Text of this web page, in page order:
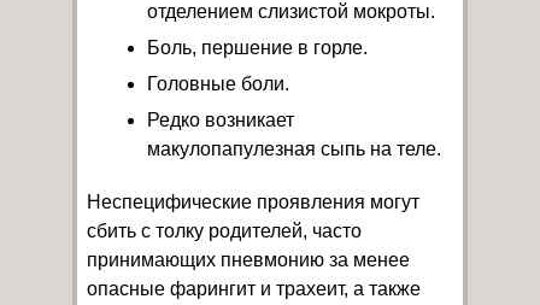
отделением слизистой мокроты.
Боль, першение в горле.
Головные боли.
Редко возникает
макулопапулезная сыпь на теле.
Неспецифические проявления могут
сбить с толку родителей, часто
принимающих пневмонию за менее
опасные фарингит и трахеит, а также